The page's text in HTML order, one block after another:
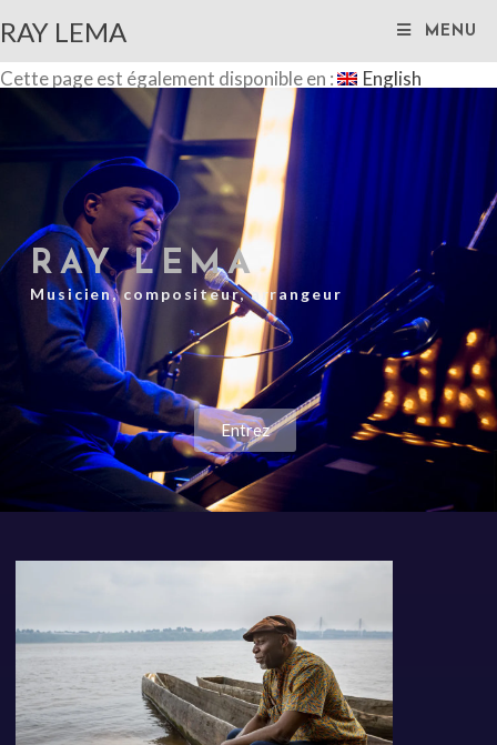
RAY LEMA MENU
Cette page est également disponible en : English
RAY LEMA
Musicien, compositeur, arrangeur
Entrez